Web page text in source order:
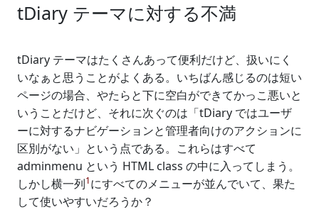
tDiary テーマに対する不満
tDiary テーマはたくさんあって便利だけど、扱いにく
いなぁと思うことがよくある。いちばん感じるのは短い
ページの場合、やたらと下に空白ができてかっこ悪いと
いうことだけど、それに次ぐのは「tDiary ではユーザ
ーに対するナビゲーションと管理者向けのアクションに
区別がない」という点である。これらはすべて
adminmenu という HTML class の中に入ってしまう。
しかし横一列1にすべてのメニューが並んでいて、果た
して使いやすいだろうか？